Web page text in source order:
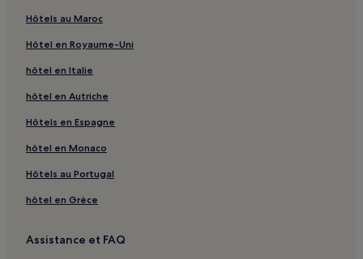
Hôtels au Maroc
Hôtel en Royaume-Uni
hôtel en Italie
hôtel en Autriche
Hôtels en Espagne
hôtel en Monaco
Hôtels au Portugal
hôtel en Grèce
Assistance et FAQ